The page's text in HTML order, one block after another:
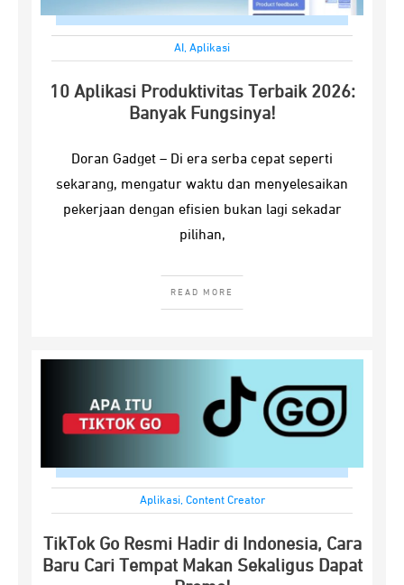
AI , Aplikasi
10 Aplikasi Produktivitas Terbaik 2026:
Banyak Fungsinya!
Doran Gadget – Di era serba cepat seperti
sekarang, mengatur waktu dan menyelesaikan
pekerjaan dengan efisien bukan lagi sekadar
pilihan,
READ MORE
Aplikasi, Content Creator
TikTok Go Resmi Hadir di Indonesia, Cara
Baru Cari Tempat Makan Sekaligus Dapat